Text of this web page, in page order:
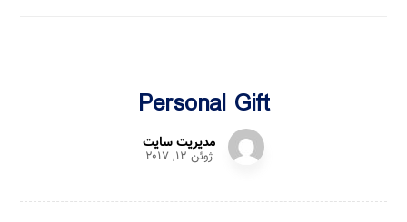
Personal Gift
مدیریت سایت
ژوئن ۱۲, ۲۰۱۷